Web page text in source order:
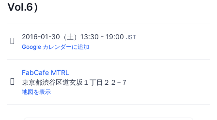
Vol.6）
2016-01-30（土）13:30 - 19:00 JST
Google カレンダーに追加
FabCafe MTRL
東京都渋谷区道玄坂１丁目２２−７
地図を表示